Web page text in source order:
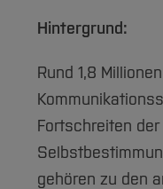
Hintergrund:
Rund 1,8
Fortschreiten
gehören zu den